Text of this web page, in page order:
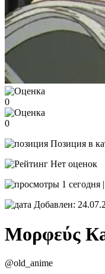
0
0
Позиция в
Нет оценок
1 сегодня
Добавлен:
Μορφεύς
@old_anime